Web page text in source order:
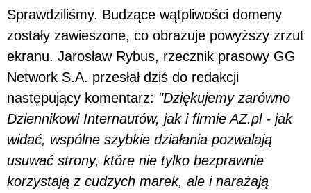
Sprawdziliśmy. Budzące wątpliwości domeny
zostały zawieszone, co obrazuje powyższy zrzut
ekranu. Jarosław Rybus, rzecznik prasowy GG
Network S.A. przesłał dziś do redakcji
następujący komentarz: "Dziękujemy zarówno
Dziennikowi Internautów, jak i firmie AZ.pl - jak
widać, wspólne szybkie działania pozwalają
usuwać strony, które nie tylko bezprawnie
korzystają z cudzych marek, ale i narażają